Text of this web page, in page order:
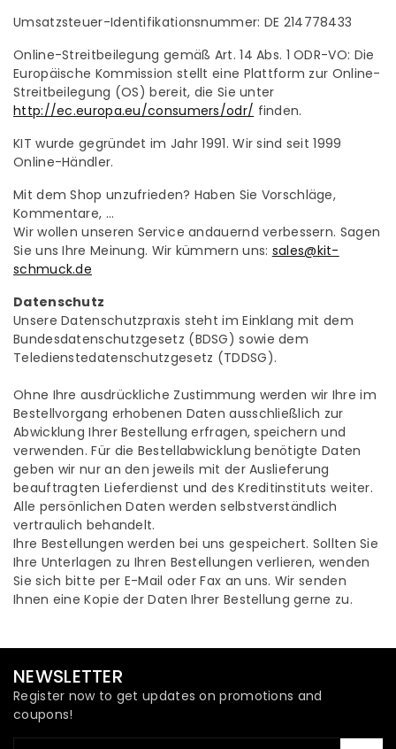
Umsatzsteuer-Identifikationsnummer: DE 214778433
Online-Streitbeilegung gemäß Art. 14 Abs. 1 ODR-VO: Die
Europäische Kommission stellt eine Plattform zur Online-
Streitbeilegung (OS) bereit, die Sie unter
http://ec.europa.eu/consumers/odr/ finden.
KIT wurde gegründet im Jahr 1991. Wir sind seit 1999
Online-Händler.
Mit dem Shop unzufrieden? Haben Sie Vorschläge,
Kommentare, ...
Wir wollen unseren Service andauernd verbessern. Sagen
Sie uns Ihre Meinung. Wir kümmern uns: sales@kit-
schmuck.de
Datenschutz
Unsere Datenschutzpraxis steht im Einklang mit dem
Bundesdatenschutzgesetz (BDSG) sowie dem
Teledienstedatenschutzgesetz (TDDSG).
Ohne Ihre ausdrückliche Zustimmung werden wir Ihre im
Bestellvorgang erhobenen Daten ausschließlich zur
Abwicklung Ihrer Bestellung erfragen, speichern und
verwenden. Für die Bestellabwicklung benötigte Daten
geben wir nur an den jeweils mit der Auslieferung
beauftragten Lieferdienst und des Kreditinstituts weiter.
Alle persönlichen Daten werden selbstverständlich
vertraulich behandelt.
Ihre Bestellungen werden bei uns gespeichert. Sollten Sie
Ihre Unterlagen zu Ihren Bestellungen verlieren, wenden
Sie sich bitte per E-Mail oder Fax an uns. Wir senden
Ihnen eine Kopie der Daten Ihrer Bestellung gerne zu.
NEWSLETTER
Register now to get updates on promotions and
coupons!